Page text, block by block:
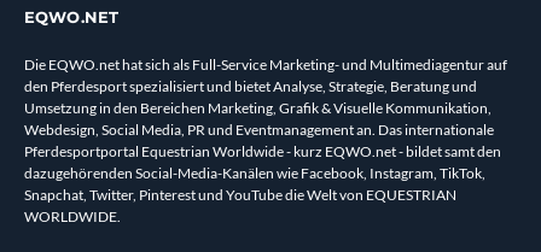
EQWO.NET
Die EQWO.net hat sich als Full-Service Marketing- und Multimediagentur auf
den Pferdesport spezialisiert und bietet Analyse, Strategie, Beratung und
Umsetzung in den Bereichen Marketing, Grafik & Visuelle Kommunikation,
Webdesign, Social Media, PR und Eventmanagement an. Das internationale
Pferdesportportal Equestrian Worldwide - kurz EQWO.net - bildet samt den
dazugehörenden Social-Media-Kanälen wie Facebook, Instagram, TikTok,
Snapchat, Twitter, Pinterest und YouTube die Welt von EQUESTRIAN
WORLDWIDE.